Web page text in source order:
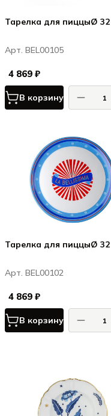
Тарелка для пиццыØ 32
Арт. BEL00105
4 869 ₽
В корзину
Тарелка для пиццыØ 32
Арт. BEL00102
4 869 ₽
В корзину